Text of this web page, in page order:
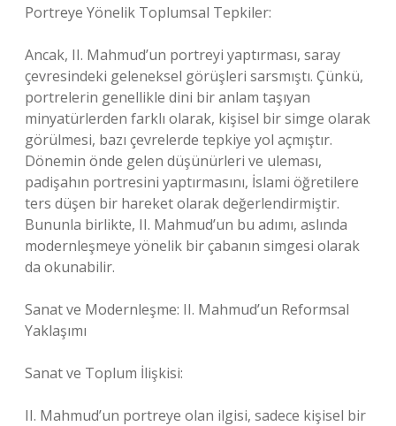
Portreye Yönelik Toplumsal Tepkiler:
Ancak, II. Mahmud’un portreyi yaptırması, saray
çevresindeki geleneksel görüşleri sarsmıştı. Çünkü,
portrelerin genellikle dini bir anlam taşıyan
minyatürlerden farklı olarak, kişisel bir simge olarak
görülmesi, bazı çevrelerde tepkiye yol açmıştır.
Dönemin önde gelen düşünürleri ve uleması,
padişahın portresini yaptırmasını, İslami öğretilere
ters düşen bir hareket olarak değerlendirmiştir.
Bununla birlikte, II. Mahmud’un bu adımı, aslında
modernleşmeye yönelik bir çabanın simgesi olarak
da okunabilir.
Sanat ve Modernleşme: II. Mahmud’un Reformsal
Yaklaşımı
Sanat ve Toplum İlişkisi:
II. Mahmud’un portreye olan ilgisi, sadece kişisel bir